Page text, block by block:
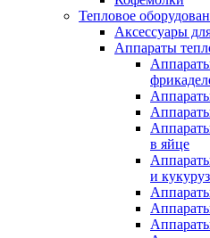
Тепловое
Аксессуары
Аппараты
в яйце
и